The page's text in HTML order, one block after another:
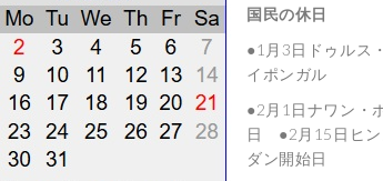
国民の休日
●1月3日ドゥルス
イポンガル
●2月1日ナワン・
日 ●2月15日ヒ
ダン開始日